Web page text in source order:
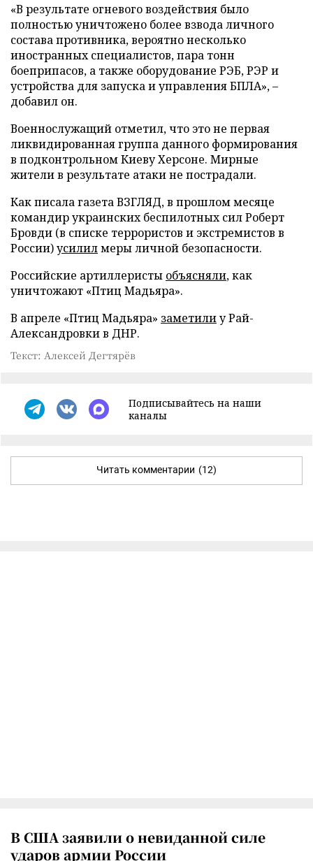
«В результате огневого воздействия было
полностью уничтожено более взвода личного
состава противника, вероятно несколько
иностранных специалистов, пара тонн
боеприпасов, а также оборудование РЭБ, РЭР и
устройства для запуска и управления БПЛА», –
добавил он.
Военнослужащий отметил, что это не первая
ликвидированная группа данного формирования
в подконтрольном Киеву Херсоне. Мирные
жители в результате атаки не пострадали.
Как писала газета ВЗГЛЯД, в прошлом месяце
командир украинских беспилотных сил Роберт
Бровди (в списке террористов и экстремистов в
России)усилилмеры личной безопасности.
Российские артиллеристы объясняли, как
уничтожают «Птиц Мадьяра».
В апреле «Птиц Мадьяра» заметилиу Рай-
Александровки в ДНР.
Текст: Алексей Дегтярёв
Подписывайтесь на наши
каналы
Читать комментарии (12)
В США заявили о невиданной силе
ударов армии России